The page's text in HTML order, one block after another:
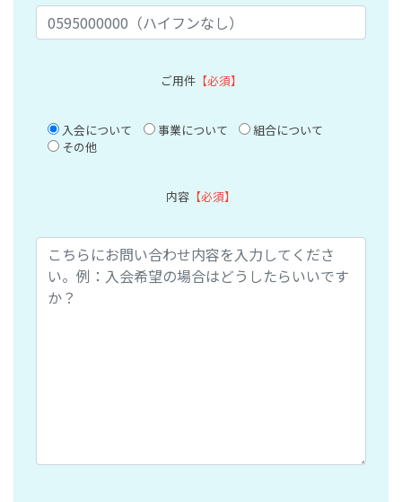
ご用件【必須】
入会について 事業について
組合について
その他
内容 【必須】